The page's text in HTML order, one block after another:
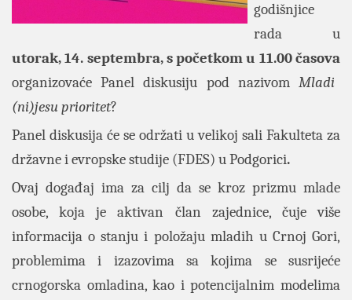
godišnjice
rada u
utorak, 14. septembra, s početkom u 11.00 časova
organizovaće Panel diskusiju pod nazivom Mladi
(ni)jesu prioritet?
Panel diskusija će se održati u velikoj sali Fakulteta za
državne i evropske studije (FDES) u Podgorici.
Ovaj događaj ima za cilj da se kroz prizmu mlade
osobe, koja je aktivan član zajednice, čuje više
informacija o stanju i položaju mladih u Crnoj Gori,
problemima i izazovima sa kojima se susrijeće
crnogorska omladina, kao i potencijalnim modelima